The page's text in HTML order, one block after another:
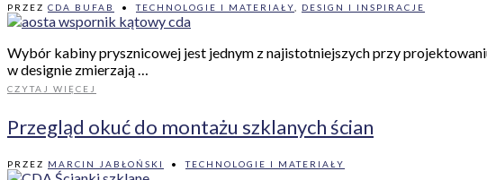
PRZEZ CDA BUFAB • TECHNOLOGIE I MATERIAŁY DESIGN I INSPIRACJE
Wybór kabiny prysznicowej jest jednym z najistotniejszych przy
w designie zmierzają …
CZYTAJ WIĘCEJ
Przegląd okuć do montażu szklanych ścian
PRZEZ MARCIN JABŁOŃSKI • TECHNOLOGIE I MATERIAŁY